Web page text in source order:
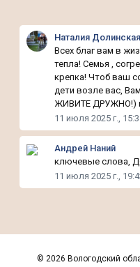
Наталия Долинская
Всех благ вам в
тепла! Семья ,
крепка! Чтоб ваш
дети возле вас,
ЖИВИТЕ ДРУЖНО!)
11 июля 2025 г.,
Андрей Наний
ключевые слова,
11 июля 2025 г.,
© 2026 Вологодский